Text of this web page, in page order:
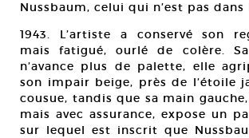
Nussbaum, celui qui n’est pas dans
1943. L’artiste a conservé son
mais fatigué, ourlé de colère.
n’avance plus de palette, elle
son impair beige, près de l’étoile
cousue, tandis que sa main
mais avec assurance, expose un
sur lequel est inscrit que